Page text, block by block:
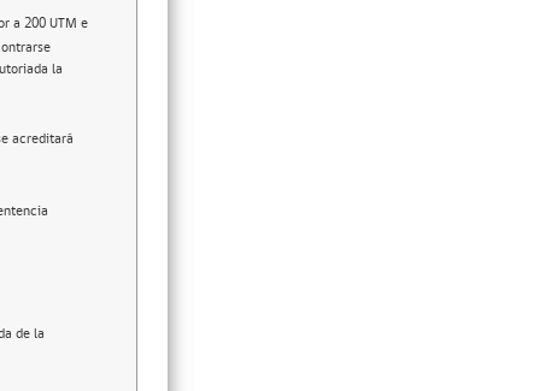
a 200 UTM e
la
acreditará
de la